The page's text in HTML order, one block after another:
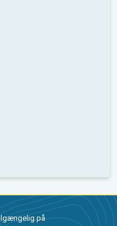
på